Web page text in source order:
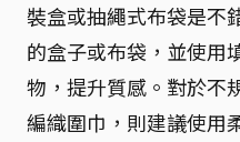
裝盒或抽繩式布袋是不
的盒子或布袋，並使用
物，提升質感。對於不
編織圍巾，則建議使用